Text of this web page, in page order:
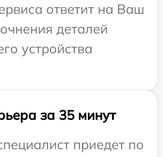
ответит на Ваш
деталей
устройства
за 35 минут
приедет по